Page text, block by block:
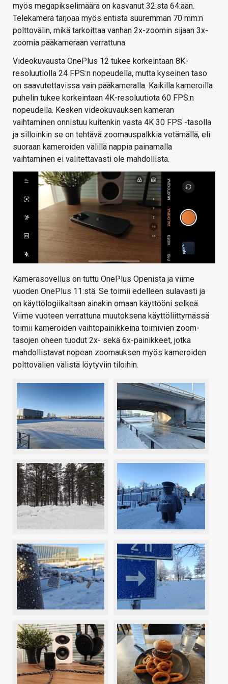
myös megapikselimäärä on kasvanut 32:sta 64:ään.
Telekamera tarjoaa myös entistä suuremman 70 mm:n
polttovälin, mikä tarkoittaa vanhan 2x-zoomin sijaan 3x-
zoomia pääkameraan verrattuna.
Videokuvausta OnePlus 12 tukee korkeintaan 8K-
resoluutiolla 24 FPS:n nopeudella, mutta kyseinen taso
on saavutettavissa vain pääkameralla. Kaikilla kameroilla
puhelin tukee korkeintaan 4K-resoluutiota 60 FPS:n
nopeudella. Kesken videokuvauksen kameran
vaihtaminen onnistuu kuitenkin vasta 4K 30 FPS -tasolla
ja silloinkin se on tehtävä zoomauspalkkia vetämällä, eli
suoraan kameroiden välillä nappia painamalla
vaihtaminen ei valitettavasti ole mahdollista.
Kamerasovellus on tuttu OnePlus Openista ja viime
vuoden OnePlus 11:stä. Se toimii edelleen sulavasti ja
on käyttölogiikaltaan ainakin omaan käyttööni selkeä.
Viime vuoteen verrattuna muutoksena käyttöliittymässä
toimii kameroiden vaihtopainikkeina toimivien zoom-
tasojen oheen tuodut 2x- sekä 6x-painikkeet, jotka
mahdollistavat nopean zoomauksen myös kameroiden
polttovälien välistä löytyviin tiloihin.